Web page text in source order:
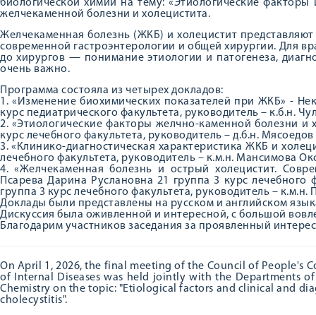
биологической химии на тему: «Этиологические факторы
желчекаменной болезни и холецистита.
Желчекаменная болезнь (ЖКБ) и холецистит
современной гастроэнтерологии и общей хирургии. Для
до хирургов — понимание этиологии и патогенеза,
очень важно.
Программа состояла из четырех докладов:
1. «Изменение биохимических показателей при ЖКБ» -
курс педиатрического факультета, руководитель – к.б.н.
2. «Этиологические факторы желчно-каменной болезни
курс лечебного факультета, руководитель – д.б.н.
3. «Клинико-диагностическая характеристика ЖКБ и
лечебного факультета, руководитель – к.м.н. Мансимова
4. «Желчекаменная болезнь и острый холецистит.
Псарева Дарина Руслановна 21 группа 3 курс лечебного
группа 3 курс лечебного факультета, руководитель –
Доклады были представлены на русском и английском
Дискуссия была оживленной и интересной, с большой
Благодарим участников заседания за проявленный
On April 1, 2026, the final meeting of the Council of People's
of Internal Diseases was held jointly with the Departments
Chemistry on the topic: "Etiological factors and clinical and
cholecystitis".